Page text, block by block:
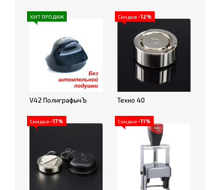
ХИТ ПРОДАЖ
V42 ПолиграфычЪ
Скидка -12%
Техно 40
Скидка -17% Скидка -11%